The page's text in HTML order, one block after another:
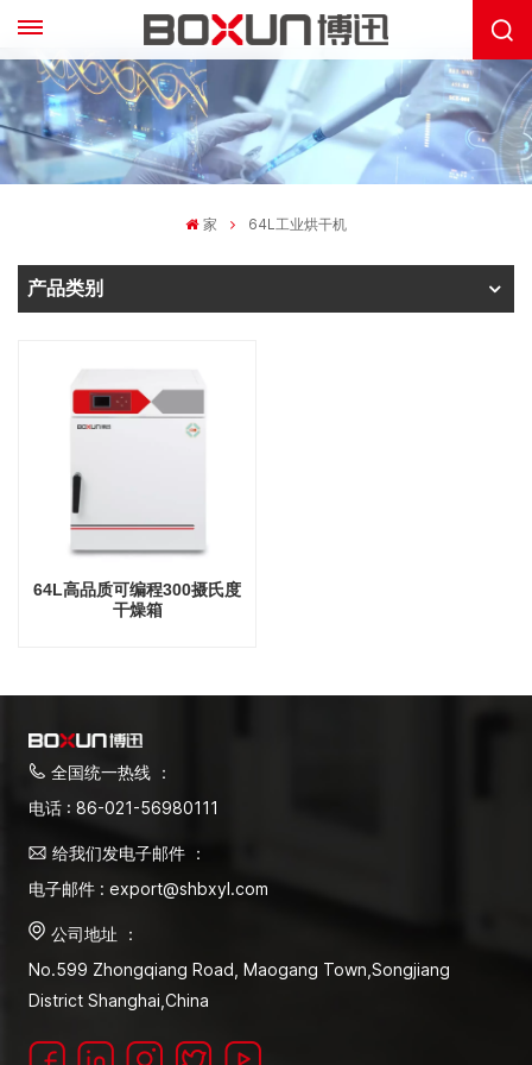
家 64L工业烘干机
产品类别
64L高品质可编程300摄氏度
干燥箱
全国统一热线 ：
电话 : 86-021-56980111
给我们发电子邮件 ：
电子邮件 : export@shbxyl.com
公司地址 ：
No.599 Zhongqiang Road, Maogang Town,Songjiang
District Shanghai,China